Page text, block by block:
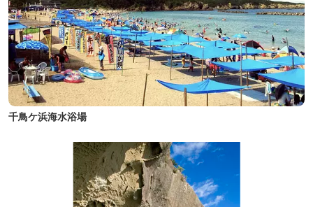
千鳥ケ浜海水浴場